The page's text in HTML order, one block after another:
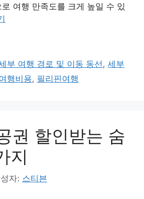
여행 만족도를 크게 높일 수 있
부 여행 경로 및 이동 동선,세부
행비용, 필리핀여행
권 할인받는 숨
지
자: 스티븐